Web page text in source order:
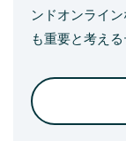
ンドオンライ
も重要と考える